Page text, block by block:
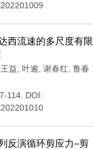
西流速的多尺度有限
王益 叶逾 谢春红 鲁春
114. DOI:
反演循环剪应力–剪